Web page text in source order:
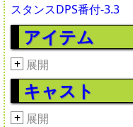
スタンスDPS番付-3.3
アイテム
+ 展開
キャスト
+ 展開